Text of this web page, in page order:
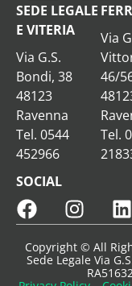
SEDE LEGALE
E VITERIA
Via G.S.
Bondi, 38
48123
Ravenna
Tel. 0544
452966
Via
46/
Tel.
SOCIAL
Copyright © All
Sede Legale Via